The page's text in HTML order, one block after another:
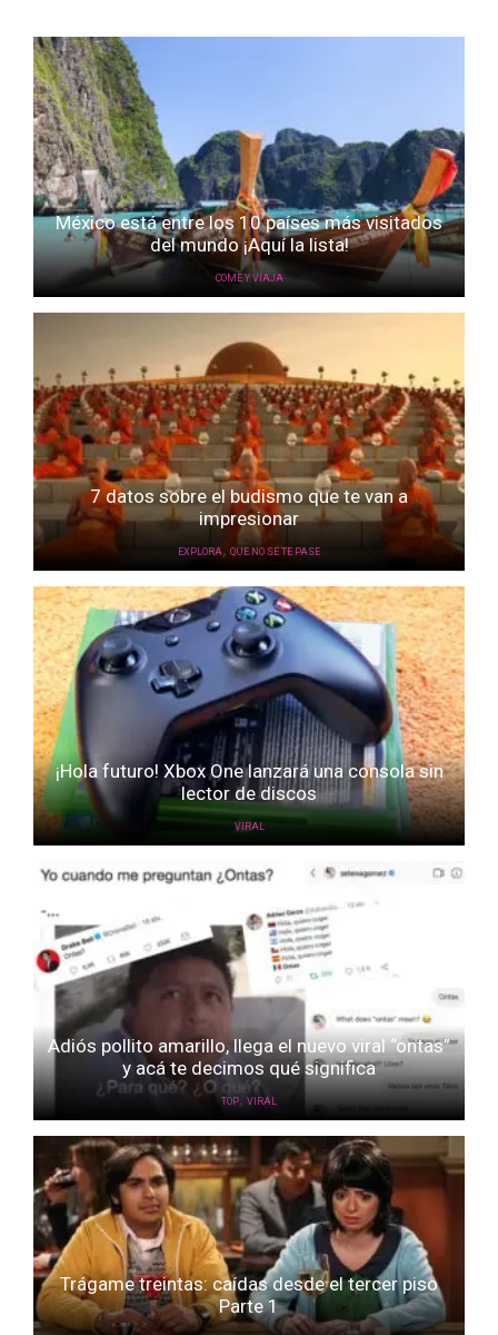
México está entre los 10 países más visitados
del mundo ¡Aquí la lista!
COME Y VIAJA
7 datos sobre el budismo que te van a
impresionar
EXPLORA, QUE NO SE TE PASE
¡Hola futuro! Xbox One lanzará una consola sin
lector de discos
VIRAL
Adiós pollito amarillo, llega el nuevo viral “ontas”
y acá te decimos qué significa
TOP, VIRAL
Trágame treintas: caídas desde el tercer piso
Parte 1